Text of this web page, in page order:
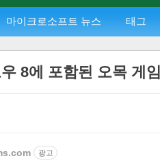
마이크로소프트 뉴스 태그
8에 포함된 오목 게임
광고